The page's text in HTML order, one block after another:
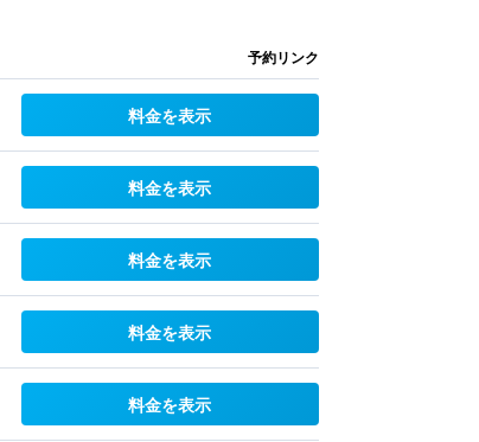
予約リンク
料金を表示
料金を表示
料金を表示
料金を表示
料金を表示